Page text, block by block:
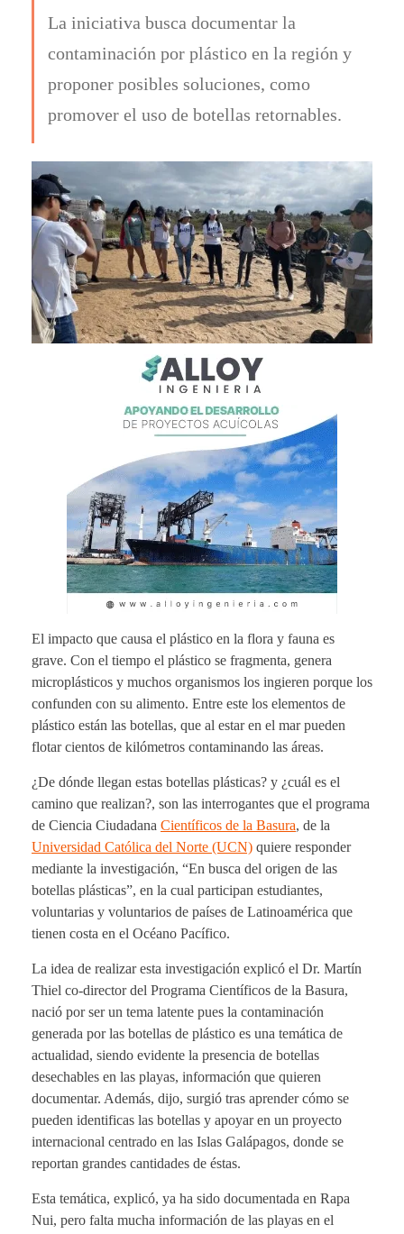
La iniciativa busca documentar la
contaminación por plástico en la región y
proponer posibles soluciones, como
promover el uso de botellas retornables.
El impacto que causa el plástico en la flora y fauna es
grave. Con el tiempo el plástico se fragmenta, genera
microplásticos y muchos organismos los ingieren porque los
confunden con su alimento. Entre este los elementos de
plástico están las botellas, que al estar en el mar pueden
flotar cientos de kilómetros contaminando las áreas.
¿De dónde llegan estas botellas plásticas? y ¿cuál es el
camino que realizan?, son las interrogantes que el programa
de Ciencia Ciudadana Científicos de la Basura, de la
Universidad Católica del Norte (UCN) quiere responder
mediante la investigación, “En busca del origen de las
botellas plásticas”, en la cual participan estudiantes,
voluntarias y voluntarios de países de Latinoamérica que
tienen costa en el Océano Pacífico.
La idea de realizar esta investigación explicó el Dr. Martín
Thiel co-director del Programa Científicos de la Basura,
nació por ser un tema latente pues la contaminación
generada por las botellas de plástico es una temática de
actualidad, siendo evidente la presencia de botellas
desechables en las playas, información que quieren
documentar. Además, dijo, surgió tras aprender cómo se
pueden identificas las botellas y apoyar en un proyecto
internacional centrado en las Islas Galápagos, donde se
reportan grandes cantidades de éstas.
Esta temática, explicó, ya ha sido documentada en Rapa
Nui, pero falta mucha información de las playas en el